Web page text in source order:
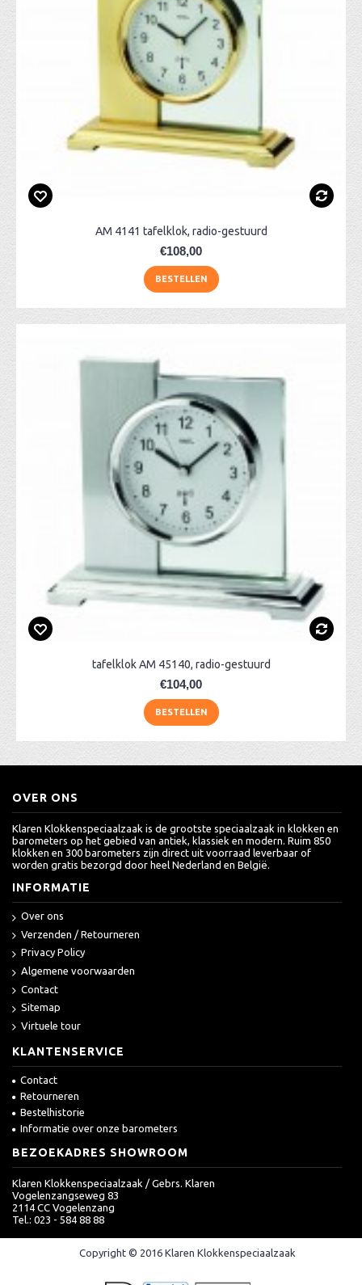
AM 4141 tafelklok, radio-gestuurd
€108,00
BESTELLEN
tafelklok AM 45140, radio-gestuurd
€104,00
BESTELLEN
OVER ONS
Klaren Klokkenspeciaalzaak is de grootste speciaalzaak in klokken en
barometers op het gebied van antiek, klassiek en modern. Ruim 850
klokken en 300 barometers zijn direct uit voorraad leverbaar of
worden gratis bezorgd door heel Nederland en België.
INFORMATIE
Over ons
Verzenden / Retourneren
Privacy Policy
Algemene voorwaarden
Contact
Sitemap
Virtuele tour
KLANTENSERVICE
Contact
Retourneren
Bestelhistorie
Informatie over onze barometers
BEZOEKADRES SHOWROOM
Klaren Klokkenspeciaalzaak / Gebrs. Klaren
Vogelenzangseweg 83
2114 CC Vogelenzang
Tel.: 023 - 584 88 88
Copyright © 2016 Klaren Klokkenspeciaalzaak